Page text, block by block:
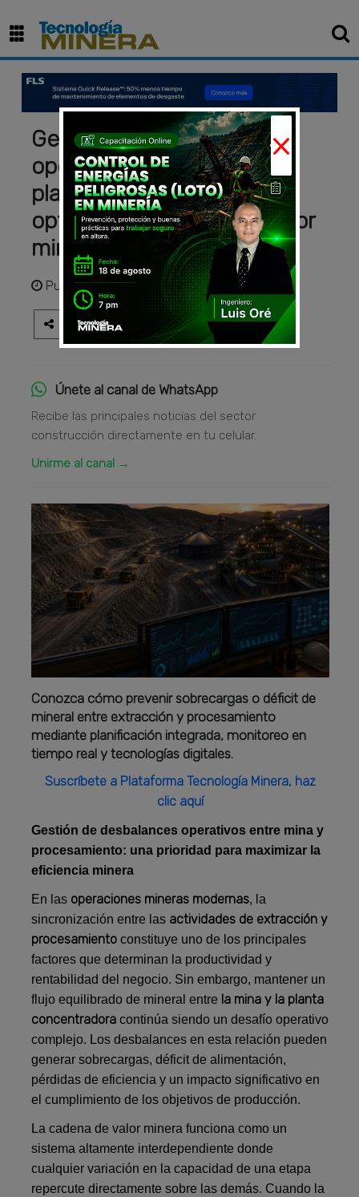
Gestión de desbalances
operativos entre mina y
planta: estrategias para
optimizar la cadena de valor
minera
Publicadohace 2 meses
Únete al canal de WhatsApp
Recibe las principales noticias del sector
construcción directamente en tu celular.
Unirme al canal →
Conozca cómo prevenir sobrecargas o déficit de
mineral entre extracción y procesamiento
mediante planificación integrada, monitoreo en
tiempo real y tecnologías digitales.
Suscríbete a Plataforma Tecnología Minera, haz
clic aquí
Gestión de desbalances operativos entre mina y
procesamiento: una prioridad para maximizar la
eficiencia minera
En las operaciones mineras modernas, la
sincronización entre las actividades de extracción y
procesamiento constituye uno de los principales
factores que determinan la productividad y
rentabilidad del negocio. Sin embargo, mantener un
flujo equilibrado de mineral entre la mina y la planta
concentradora continúa siendo un desafío operativo
complejo. Los desbalances en esta relación pueden
generar sobrecargas, déficit de alimentación,
pérdidas de eficiencia y un impacto significativo en
el cumplimiento de los objetivos de producción.
La cadena de valor minera funciona como un
sistema altamente interdependiente donde
cualquier variación en la capacidad de una etapa
repercute directamente sobre las demás. Cuando la
×